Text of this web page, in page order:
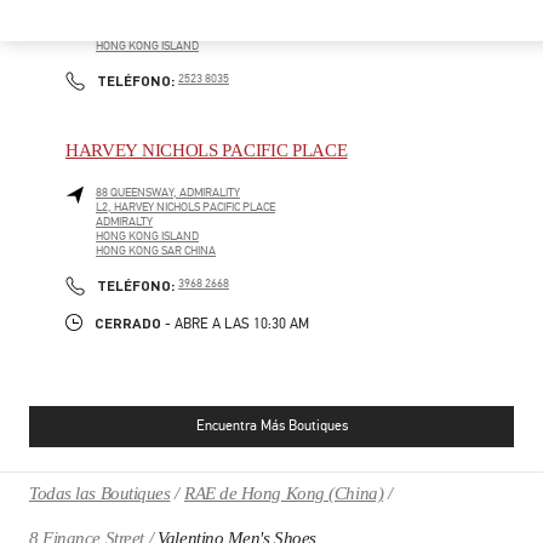
HONG KONG ISLAND
TELÉFONO: PHONE
2523 8035
HARVEY NICHOLS PACIFIC PLACE
88 QUEENSWAY, ADMIRALITY
L2, HARVEY NICHOLS PACIFIC PLACE
ADMIRALTY
HONG KONG ISLAND
HONG KONG SAR CHINA
TELÉFONO: PHONE
3968 2668
CERRADO - ABRE A LAS 10:30 AM
Encuentra Más Boutiques
Todas las Boutiques RAE de Hong Kong (China)
8 Finance Street Valentino Men's Shoes